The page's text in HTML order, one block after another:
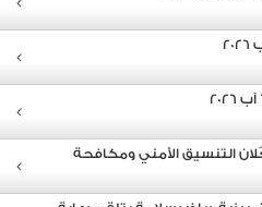
التنسيق الأمني ومكافحة